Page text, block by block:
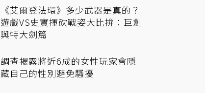
《艾爾登法環》多少武器是真的？
遊戲VS史實揮砍戰姿大比拚：巨劍
與特大劍篇